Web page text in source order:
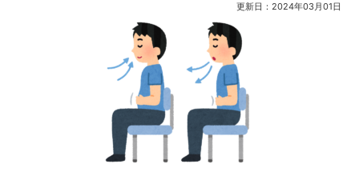
お問合せ
更新日：2024年03月01日